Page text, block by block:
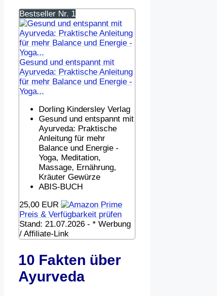
Bestseller Nr. 1
Gesund und entspannt mit
Ayurveda: Praktische Anleitung
für mehr Balance und Energie -
Yoga...
Dorling Kindersley Verlag
Gesund und entspannt mit
Ayurveda: Praktische
Anleitung für mehr
Balance und Energie -
Yoga, Meditation,
Massage, Ernährung,
Kräuter Gewürze
ABIS-BUCH
25,00 EUR
Preis & Verfügbarkeit prüfen
Stand: 21.07.2026 - * Werbung
/ Affiliate-Link
10 Fakten über
Ayurveda